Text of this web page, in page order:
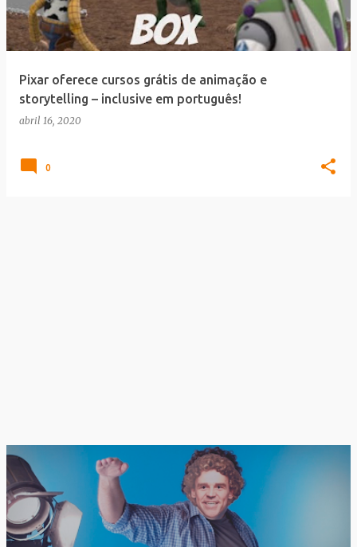
a
g
Pixar oferece cursos grátis de animação e
storytelling – inclusive em português!
abril 16, 2020
0